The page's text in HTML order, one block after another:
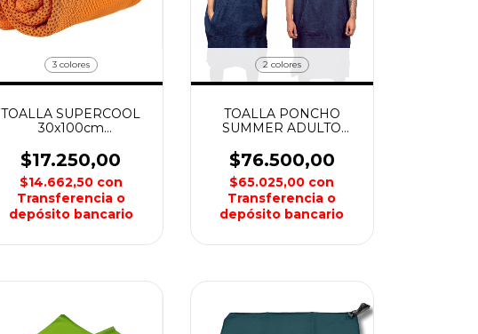
3 colores
TOALLA SUPERCOOL
30x100cm
$17.250,00
$14.662,50 con
Transferencia o
depósito bancario
2 colores
TOALLA PONCHO
SUMMER ADULTO
$76.500,00
$65.025,00 con
Transferencia o
depósito bancario